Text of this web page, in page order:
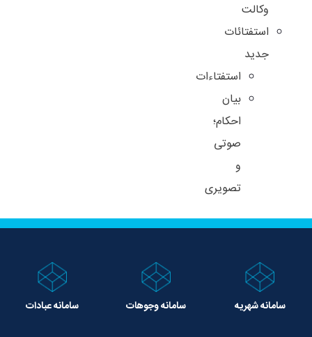
وکالت
استفتائات
جدید
استفتاءات
بیان
احکام؛
صوتی
و
تصویری
سامانه شهریه سامانه وجوهات سامانه عبادات